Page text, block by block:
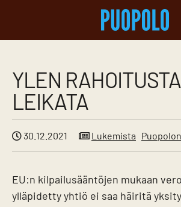
YLEN
LEIKATA
30.12.2021 Lukemista
EU:n kilpailusääntöjen mukaan
ylläpidetty yhtiö ei saa häiritä